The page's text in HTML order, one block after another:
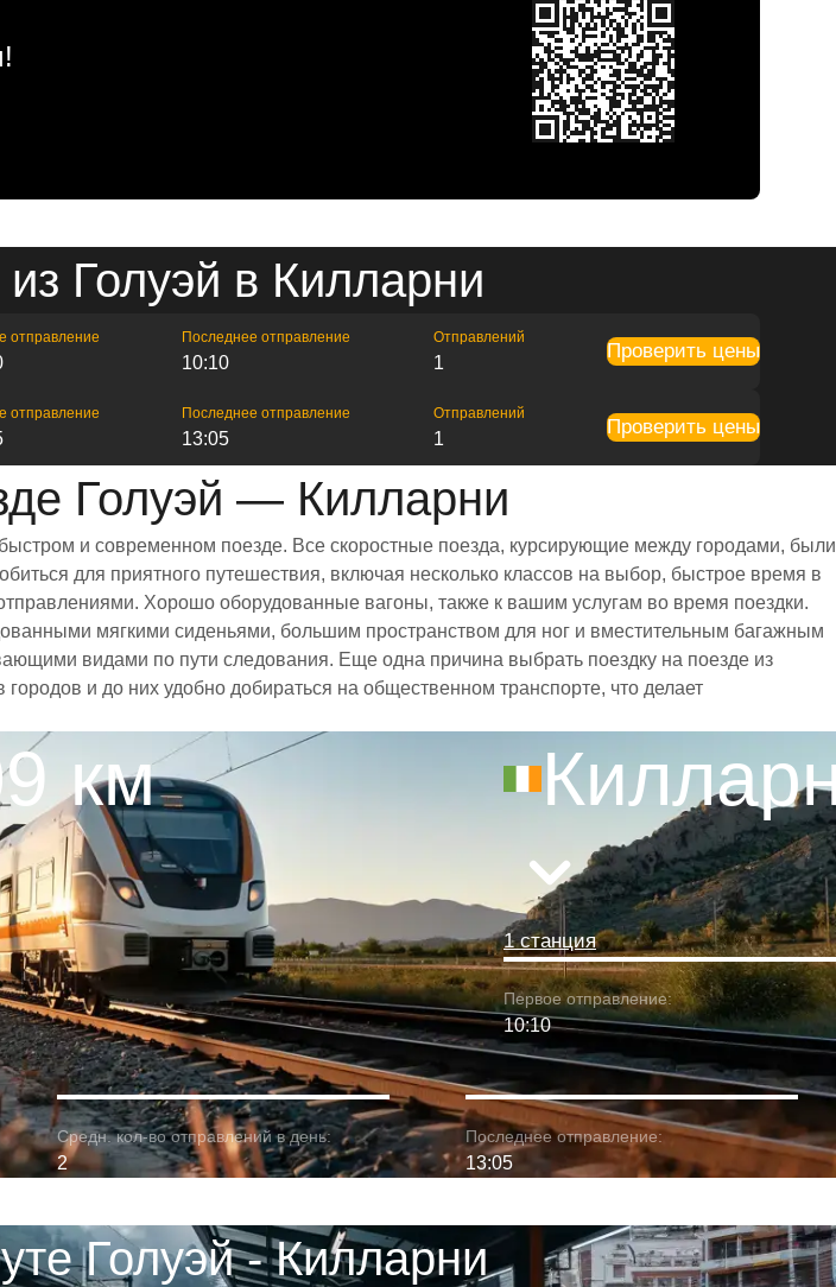
Голуэй в Килларни
отправление Последнее отправление
10:10
Отправлений
1
Проверить цены
отправление Последнее отправление
13:05
Отправлений
1
Проверить цены
Голуэй — Килларни
и современном поезде. Все скоростные поезда, курсирующие между городами, были
для приятного путешествия, включая несколько классов на выбор, быстрое время в
Хорошо оборудованные вагоны, также к вашим услугам во время поездки.
мягкими сиденьями, большим пространством для ног и вместительным багажным
видами по пути следования. Еще одна причина выбрать поездку на поезде из
и до них удобно добираться на общественном транспорте, что делает
км
1 станция
Первое отправление:
10:10
Средн. кол-во отправлений в день:
2
Последнее отправление:
13:05
Голуэй - Килларни